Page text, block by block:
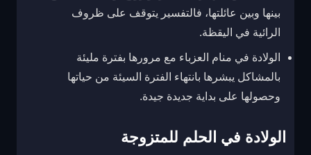
بينها وبين عائلتها، فالتفسير يتوقف على ظروف
الرائية في اليقظة.
الولادة في منام العزباء مع مرورها بفترة مليئة
بالمشاكل يبشرها بانتهاء الفترة السيئة من حياتها
وحصولها على بداية جديدة جيدة.
الولادة في الحلم للمتزوجة